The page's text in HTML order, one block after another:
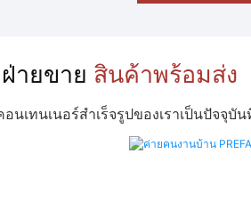
ฝ่ายขาย สินค้าพร้อมส่ง
เทนเนอร์สำเร็จรูปของเราเป็นปัจจุ